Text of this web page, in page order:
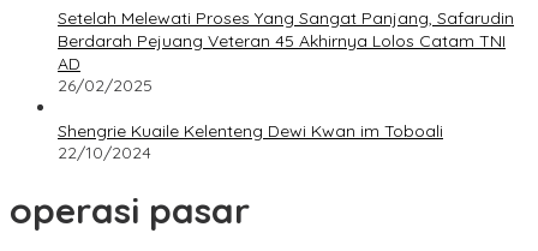
Setelah Melewati Proses Yang Sangat Panjang, Safarudin
Berdarah Pejuang Veteran 45 Akhirnya Lolos Catam TNI
AD
26/02/2025
Shengrie Kuaile Kelenteng Dewi Kwan im Toboali
22/10/2024
operasi pasar